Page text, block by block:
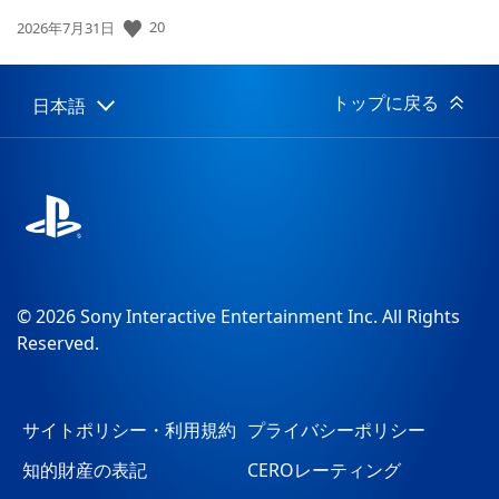
公
日:
2026年7月31日 20
Select
Current
日本語 トップに戻る
© 2026 Sony Interactive Entertainment Inc. All Rights
Reserved.
サイトポリシー・利用規約 プライバシーポリシー
知的財産の表記
CEROレーティング